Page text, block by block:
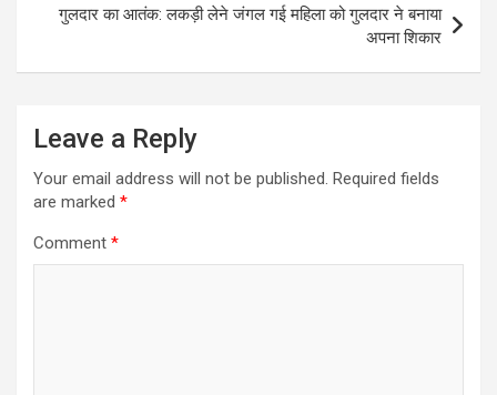
गुलदार का आतंक: लकड़ी लेने जंगल गई महिला को गुलदार ने बनाया
अपना शिकार
Leave a Reply
Your email address will not be published. Required fields
are marked *
Comment *